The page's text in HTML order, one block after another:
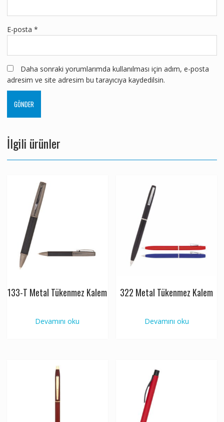
E-posta *
Daha sonraki yorumlarımda kullanılması için adım, e-posta
adresim ve site adresim bu tarayıcıya kaydedilsin.
İlgili ürünler
133-T Metal Tükenmez Kalem
Devamını oku
322 Metal Tükenmez Kalem
Devamını oku